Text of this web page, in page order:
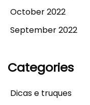
October 2022
September 2022
Categories
Dicas e truques